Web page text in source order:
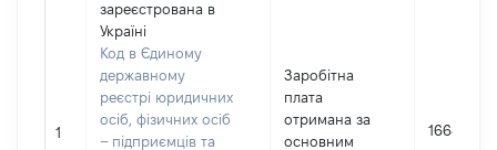
1
зареєстрована в
Україні
Код в Єдиному
державному
реєстрі юридичних
осіб, фізичних осіб
– підприємців та
Заробітна
плата
отримана за
основним
166801